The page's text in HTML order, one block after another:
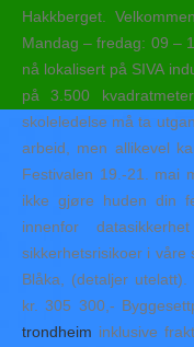
Hakkberget.
Mandag – fredag: 09 –
nå lokalisert på SIVA
på 3.500
skoleledelse må ta
arbeid, men allikevel
Festivalen 19.-21. mai
ikke gjøre huden din
innenfor
sikkerhetsrisikoer i våre
Blåka, (detaljer
kr. 305 300,-
trondheim inklusive